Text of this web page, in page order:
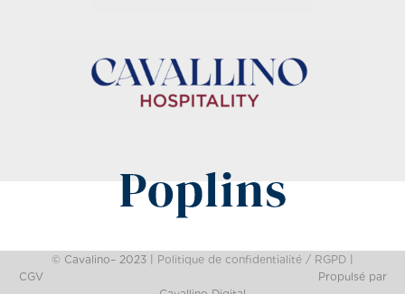
© Cavalino– 2023 | Politique de confidentialité / RGPD
CGV Propulsé par